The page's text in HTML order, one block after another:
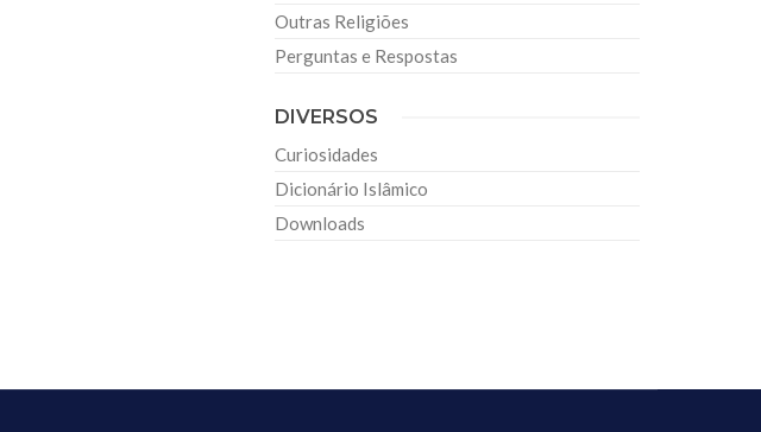
Outras Religiões
Perguntas e Respostas
DIVERSOS
Curiosidades
Dicionário Islâmico
Downloads